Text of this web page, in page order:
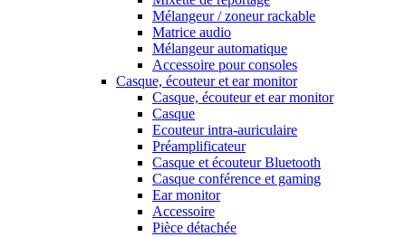
Mélangeur / zoneur rackable
Matrice audio
Mélangeur automatique
Accessoire pour consoles
Casque, écouteur et ear monitor
Casque, écouteur et ear monitor
Casque
Ecouteur intra-auriculaire
Préamplificateur
Casque et écouteur Bluetooth
Casque conférence et gaming
Ear monitor
Accessoire
Pièce détachée